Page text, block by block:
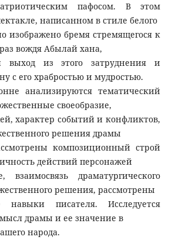
пафосом. В этом
написанном в стиле белого
изображено бремя стремящегося к
вождя Абылай хана,
выход из этого затруднения и
с его храбростью и мудростью.
анализируются тематический
своеобразие,
характер событий и конфликтов,
решения драмы
композиционный строй
действий персонажей
драматургического
решения, рассмотрены
навыки писателя. Исследуется
драмы и ее значение в
народа.